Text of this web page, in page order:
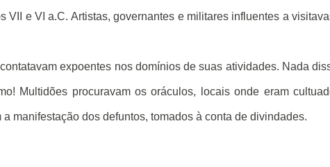
VII e VI a.C. Artistas, governantes e militares influentes a
expoentes nos domínios de suas atividades. Nada
Multidões procuravam os oráculos, locais onde eram
manifestação dos defuntos, tomados à conta de divindades.